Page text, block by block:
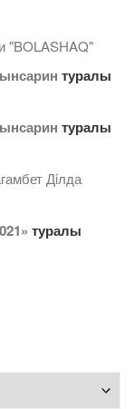
"BOLASHAQ"
туралы
туралы
Дiлда
туралы